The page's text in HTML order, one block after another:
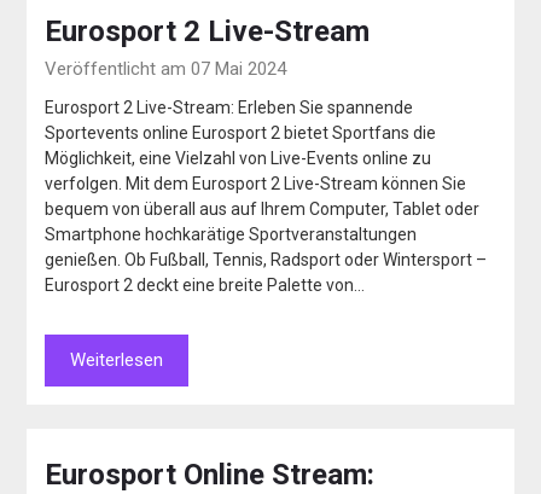
Eurosport 2 Live-Stream
Veröffentlicht am 07 Mai 2024
Eurosport 2 Live-Stream: Erleben Sie spannende
Sportevents online Eurosport 2 bietet Sportfans die
Möglichkeit, eine Vielzahl von Live-Events online zu
verfolgen. Mit dem Eurosport 2 Live-Stream können Sie
bequem von überall aus auf Ihrem Computer, Tablet oder
Smartphone hochkarätige Sportveranstaltungen
genießen. Ob Fußball, Tennis, Radsport oder Wintersport –
Eurosport 2 deckt eine breite Palette von…
Weiterlesen
Eurosport Online Stream: